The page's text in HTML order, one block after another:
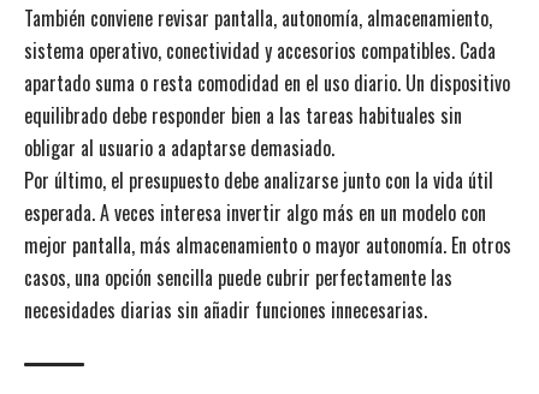
También conviene revisar pantalla, autonomía, almacenamiento,
sistema operativo, conectividad y accesorios compatibles. Cada
apartado suma o resta comodidad en el uso diario. Un dispositivo
equilibrado debe responder bien a las tareas habituales sin
obligar al usuario a adaptarse demasiado.
Por último, el presupuesto debe analizarse junto con la vida útil
esperada. A veces interesa invertir algo más en un modelo con
mejor pantalla, más almacenamiento o mayor autonomía. En otros
casos, una opción sencilla puede cubrir perfectamente las
necesidades diarias sin añadir funciones innecesarias.